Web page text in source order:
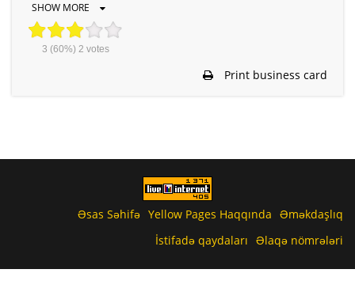
SHOW MORE
3 (60%) 2 votes
Print business card
Əsas Səhifə Yellow Pages Haqqında Əməkdaşlıq
İstifadə qaydaları Əlaqə nömrələri